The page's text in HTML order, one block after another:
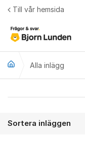
Hoppa till innehåll
Till vår hemsida
Alla inlägg
Sortera inläggen